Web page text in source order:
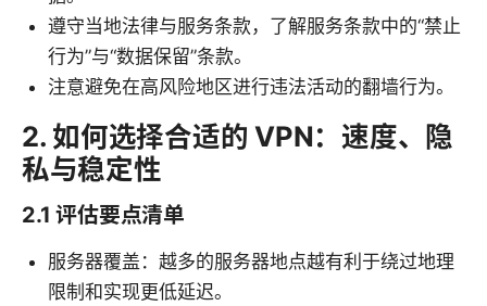
遵守当地法律与服务条款，了解服务条款中的“禁止
行为”与“数据保留”条款。
注意避免在高风险地区进行违法活动的翻墙行为。
2. 如何选择合适的 VPN：速度、隐
私与稳定性
2.1 评估要点清单
服务器覆盖：越多的服务器地点越有利于绕过地理
限制和实现更低延迟。